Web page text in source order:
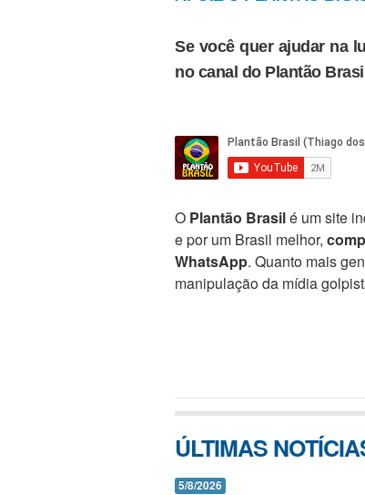
Se você quer ajudar na
no canal do Plantão
O Plantão Brasilé um site
e por um Brasil melhor,
WhatsApp. Quanto mais
manipulação da mídia
ÚLTIMAS
5/8/2026